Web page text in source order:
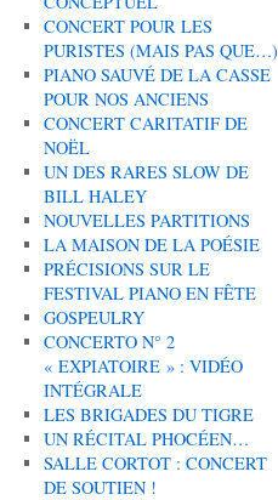
CONCERT POUR LES
PURISTES (MAIS PAS QUE…)
PIANO SAUVÉ DE LA CASSE
POUR NOS ANCIENS
CONCERT CARITATIF DE
NOËL
UN DES RARES SLOW DE
BILL HALEY
NOUVELLES PARTITIONS
LA MAISON DE LA POÉSIE
PRÉCISIONS SUR LE
FESTIVAL PIANO EN FÊTE
GOSPEULRY
CONCERTO N° 2
« EXPIATOIRE » : VIDÉO
INTÉGRALE
LES BRIGADES DU TIGRE
UN RÉCITAL PHOCÉEN…
SALLE CORTOT : CONCERT
DE SOUTIEN !